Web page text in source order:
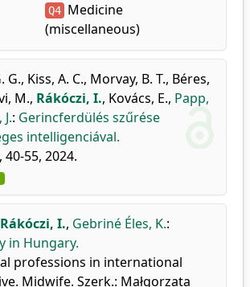
Q4 Medicine
(miscellaneous)
G., Kiss, A. C., Morvay, B. T., Béres,
M., Rákóczi, I., Kovács, E., Papp,
: Gerincferdülés szűrése
intelligenciával.
40-55, 2024.
Rákóczi, I., Gebriné Éles, K.:
in Hungary.
professions in international
Midwife. Szerk.: Małgorzata